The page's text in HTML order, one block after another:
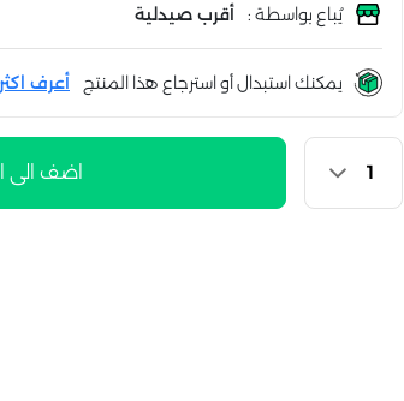
يُباع بواسطة : أقرب صيدلية
يمكنك استبدال أو استرجاع هذا المنتج أعرف اكثر
اضف الى